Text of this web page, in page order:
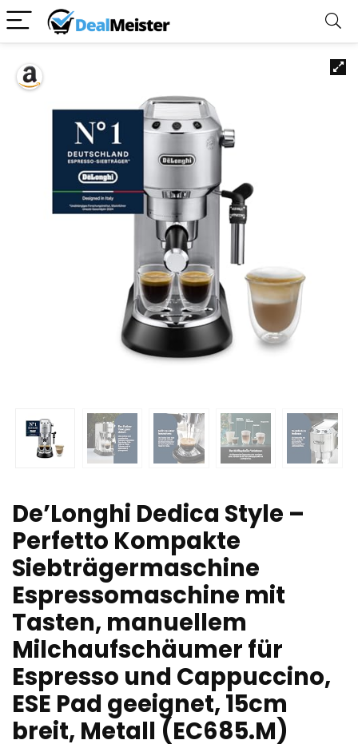
De’Longhi Dedica Style –
Perfetto Kompakte
Siebträgermaschine
Espressomaschine mit
Tasten, manuellem
Milchaufschäumer für
Espresso und Cappuccino,
ESE Pad geeignet, 15cm
breit, Metall (EC685.M)